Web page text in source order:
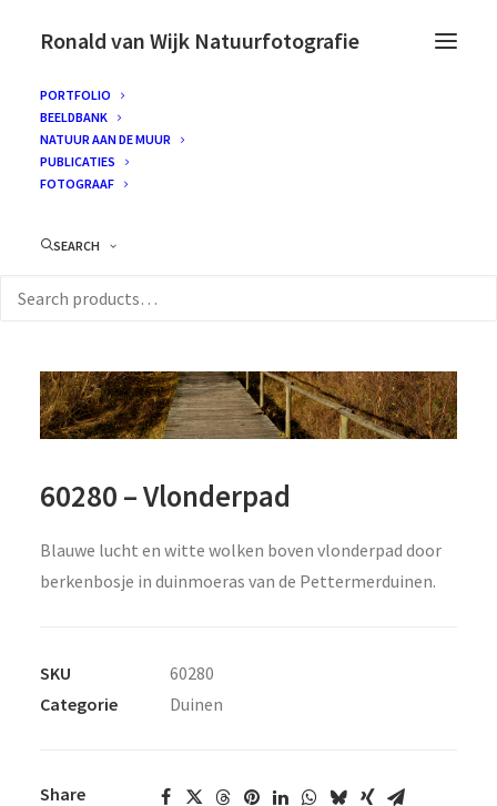
Ronald van Wijk Natuurfotografie
PORTFOLIO
BEELDBANK
NATUUR AAN DE MUUR
PUBLICATIES
FOTOGRAAF
SEARCH
60280 – Vlonderpad
Blauwe lucht en witte wolken boven vlonderpad door
berkenbosje in duinmoeras van de Pettermerduinen.
SKU
60280
Categorie
Duinen
Share